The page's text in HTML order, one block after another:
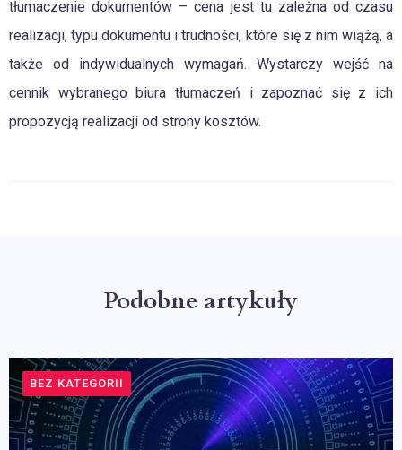
tłumaczenie dokumentów – cena jest tu zależna od czasu
realizacji, typu dokumentu i trudności, które się z nim wiążą, a
także od indywidualnych wymagań. Wystarczy wejść na
cennik wybranego biura tłumaczeń i zapoznać się z ich
propozycją realizacji od strony kosztów.
Podobne artykuły
BEZ KATEGORII